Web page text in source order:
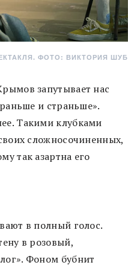
ФОТО: ВИКТОРИЯ ШУБ
запутывает нас
и страньше».
Такими клубками
сложносочиненных,
так азартна его
в полный голос.
в розовый,
Фоном бубнит